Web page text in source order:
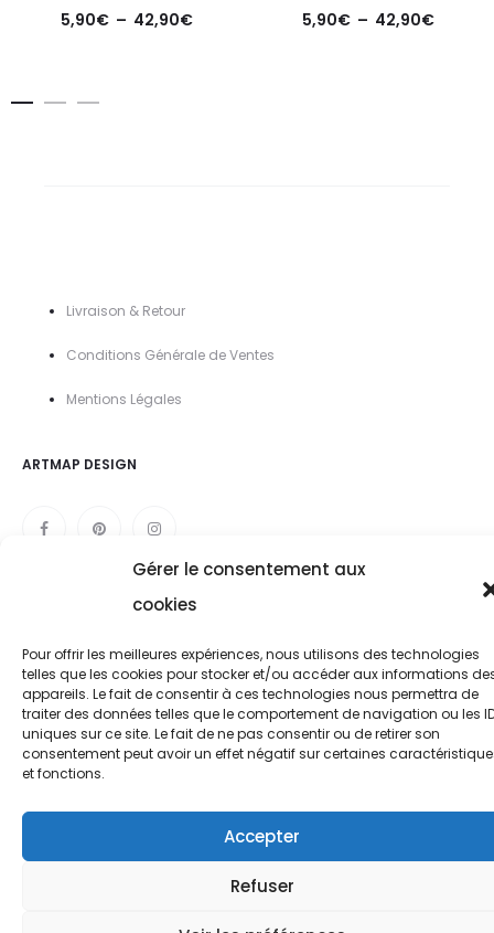
Gérer le consentement aux
cookies
Pour offrir les meilleures expériences, nous utilisons des technologies
telles que les cookies pour stocker et/ou accéder aux informations
appareils. Le fait de consentir à ces technologies nous permettra de
traiter des données telles que le comportement de navigation ou les
uniques sur ce site. Le fait de ne pas consentir ou de retirer son
consentement peut avoir un effet négatif sur certaines
et fonctions.
Accepter
Refuser
5,90€ – 42,90€Plage
5,90€ – 42,90€Plage
Livraison & Retour
Conditions Générale de Ventes
Mentions Légales
ARTMAP DESIGN